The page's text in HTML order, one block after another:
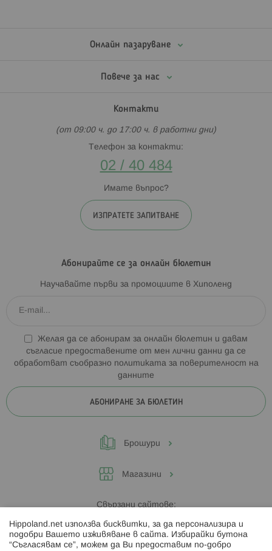
Онлайн пазаруване
Повече за нас
Контакти
(от 09:00 ч. до 17:00 ч. в работни дни)
Телефон за контакти:
02 / 40 484
Имате въпрос?
ИЗПРАТЕТЕ ЗАПИТВАНЕ
Абонирайте се за онлайн бюлетин
Научавайте първи за промоциите в Хиполенд
Желая да се абонирам за онлайн бюлетин и давам
съгласие предоставените от мен лични данни да се
обработват съобразно политиката за поверителност на
данните
АБОНИРАНЕ ЗА БЮЛЕТИН
Брошури
Магазини
Свързани сайтове:
Hippoland.ro
Hippoland.net използва бисквитки, за да персонализира и
подобри Вашето изживяване в сайта. Избирайки бутона
“Съгласявам се”, можем да Ви предоставим по-добро